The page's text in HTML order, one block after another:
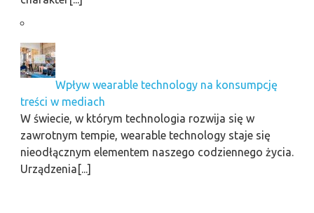
Wpływ wearable technology na konsumpcję
treści w mediach
W świecie, w którym technologia rozwija się w
zawrotnym tempie, wearable technology staje się
nieodłącznym elementem naszego codziennego życia.
Urządzenia[...]